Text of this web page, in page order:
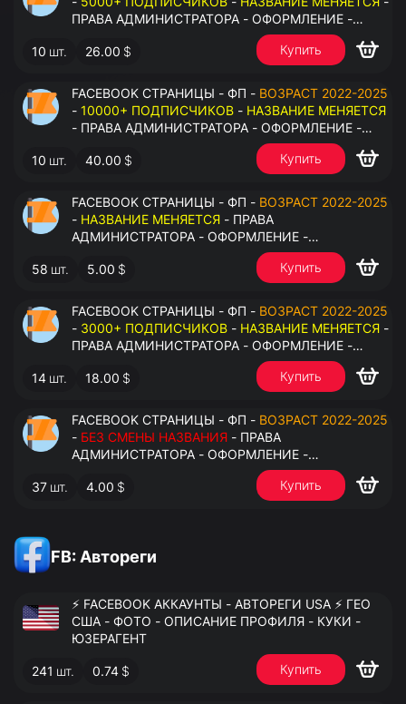
ПРАВА АДМИНИСТРАТОРА - ОФОРМЛЕНИЕ -
ЗАПОЛНЕННАЯ ИНФОРМАЦИЯ - ПОД ВСЕ ГЕО
10 шт. 26.00 $ Купить
FACEBOOK СТРАНИЦЫ - ФП - ВОЗРАСТ 2022-2025
- 10000+ ПОДПИСЧИКОВ - НАЗВАНИЕ МЕНЯЕТСЯ
- ПРАВА АДМИНИСТРАТОРА - ОФОРМЛЕНИЕ -
ЗАПОЛНЕННАЯ ИНФОРМАЦИЯ - ПОД ВСЕ ГЕО
10 шт. 40.00 $ Купить
FACEBOOK СТРАНИЦЫ - ФП - ВОЗРАСТ 2022-2025
- НАЗВАНИЕ МЕНЯЕТСЯ - ПРАВА
АДМИНИСТРАТОРА - ОФОРМЛЕНИЕ -
ЗАПОЛНЕННАЯ ИНФОРМАЦИЯ - ПОД ВСЕ ГЕО
58 шт. 5.00 $ Купить
FACEBOOK СТРАНИЦЫ - ФП - ВОЗРАСТ 2022-2025
- 3000+ ПОДПИСЧИКОВ - НАЗВАНИЕ МЕНЯЕТСЯ -
ПРАВА АДМИНИСТРАТОРА - ОФОРМЛЕНИЕ -
ЗАПОЛНЕННАЯ ИНФОРМАЦИЯ - ПОД ВСЕ ГЕО
14 шт. 18.00 $ Купить
FACEBOOK СТРАНИЦЫ - ФП - ВОЗРАСТ 2022-2025
- БЕЗ СМЕНЫ НАЗВАНИЯ - ПРАВА
АДМИНИСТРАТОРА - ОФОРМЛЕНИЕ -
ЗАПОЛНЕННАЯ ИНФОРМАЦИЯ - ПОД ВСЕ ГЕО
37 шт. 4.00 $ Купить
FB: Автореги
⚡️ FACEBOOK АККАУНТЫ - АВТОРЕГИ USA ⚡️ ГЕО
США - ФОТО - ОПИСАНИЕ ПРОФИЛЯ - КУКИ -
ЮЗЕРАГЕНТ
241 шт. 0.74 $ Купить